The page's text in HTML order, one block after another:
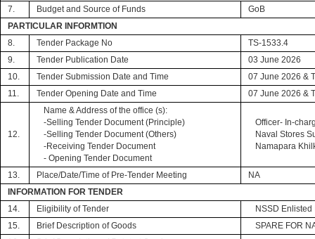
7.
Budget and Source of Funds
GoB
PARTICULAR INFORMTION
8.
Tender Package No
TS-1533.4
9.
Tender Publication Date
03 June 2026
10.
Tender Submission Date and Time
07 June 2026 &
11.
Tender Opening Date and Time 07 June 2026 &
12.
Name & Address of the office (s):
-Selling Tender Document (Principle)
-Selling Tender Document (Others)
-Receiving Tender Document
- Opening Tender Document
Officer- In-
Naval Stores
Namapara
13. Place/Date/Time of Pre-Tender Meeting
NA
INFORMATION FOR TENDER
14.
Eligibility of Tender
NSSD Enlisted
15.
Brief Description of Goods
SPARE FOR